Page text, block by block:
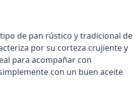
de pan rústico y tradicional de
por su corteza crujiente y
para acompañar con
con un buen aceite